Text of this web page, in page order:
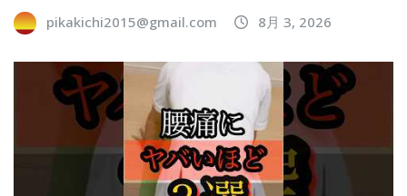
pikakichi2015@gmail.com 8月 3, 2026